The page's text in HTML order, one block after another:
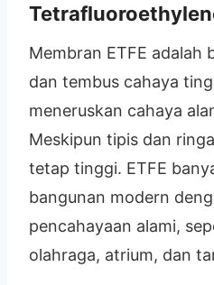
Membran ETFE adalah
dan tembus cahaya
meneruskan cahaya
Meskipun tipis dan
tetap tinggi. ETFE
bangunan modern
pencahayaan alami,
olahraga, atrium, dan